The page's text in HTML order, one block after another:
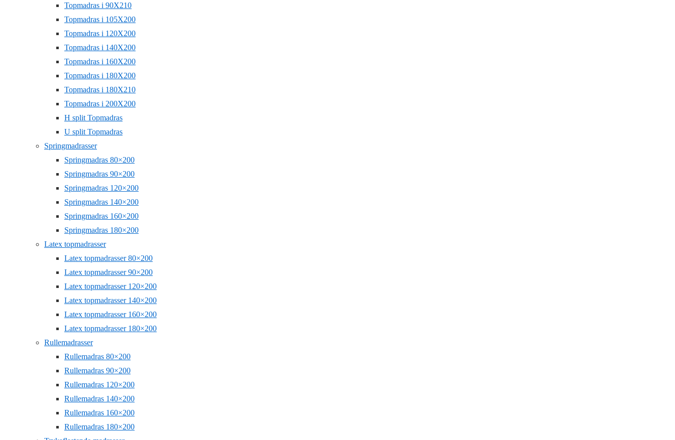
Topmadras i 90X210
Topmadras i 105X200
Topmadras i 120X200
Topmadras i 140X200
Topmadras i 160X200
Topmadras i 180X200
Topmadras i 180X210
Topmadras i 200X200
H split Topmadras
U split Topmadras
Springmadrasser
Springmadras 80×200
Springmadras 90×200
Springmadras 120×200
Springmadras 140×200
Springmadras 160×200
Springmadras 180×200
Latex topmadrasser
Latex topmadrasser 80×200
Latex topmadrasser 90×200
Latex topmadrasser 120×200
Latex topmadrasser 140×200
Latex topmadrasser 160×200
Latex topmadrasser 180×200
Rullemadrasser
Rullemadras 80×200
Rullemadras 90×200
Rullemadras 120×200
Rullemadras 140×200
Rullemadras 160×200
Rullemadras 180×200